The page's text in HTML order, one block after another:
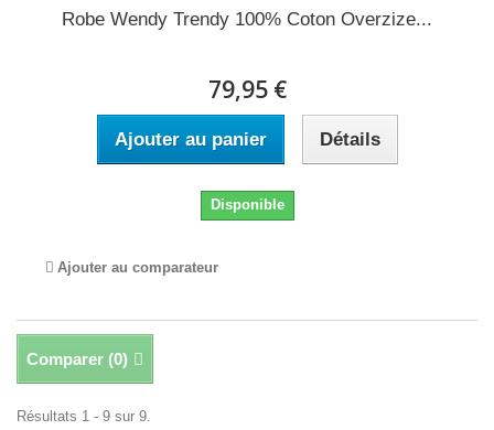
Robe Wendy Trendy 100% Coton Overzize...
79,95 €
Ajouter au panier Détails
Disponible
Ajouter au comparateur
Comparer (0)
Résultats 1 - 9 sur 9.